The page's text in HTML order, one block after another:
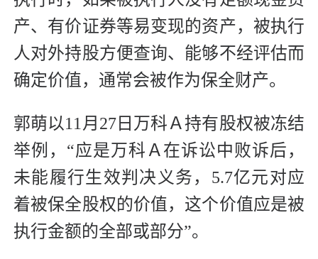
产、有价证券等易变现的资产，被执行
人对外持股方便查询、能够不经评估而
确定价值，通常会被作为保全财产。
郭萌以11月27日万科Ａ持有股权被冻结
举例，“应是万科Ａ在诉讼中败诉后，
未能履行生效判决义务，5.7亿元对应
着被保全股权的价值，这个价值应是被
执行金额的全部或部分”。